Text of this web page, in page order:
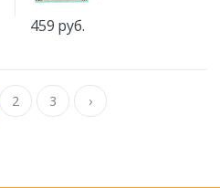
459 руб.
2 3 ›